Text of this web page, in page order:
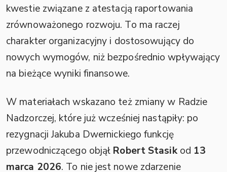
kwestie związane z atestacją raportowania
zrównoważonego rozwoju. To ma raczej
charakter organizacyjny i dostosowujący do
nowych wymogów, niż bezpośrednio wpływający
na bieżące wyniki finansowe.
W materiałach wskazano też zmiany w Radzie
Nadzorczej, które już wcześniej nastąpiły: po
rezygnacji Jakuba Dwernickiego funkcję
przewodniczącego objął Robert Stasikod 13
marca 2026. To nie jest nowe zdarzenie